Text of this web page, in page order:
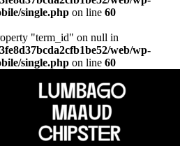
single.php on line 60
"term_id" on null in
web/wp-
single.php on line 60